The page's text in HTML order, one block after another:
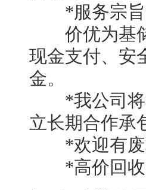
*服务宗
价优为基储
现金支付、安
金。
*我公司将
立长期合作承
*欢迎有废
*高价回收